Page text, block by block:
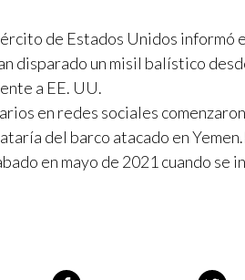
de Estados Unidos informó
disparado un misil balístico
a EE. UU.
en redes sociales
del barco atacado en
en mayo de 2021 cuando se